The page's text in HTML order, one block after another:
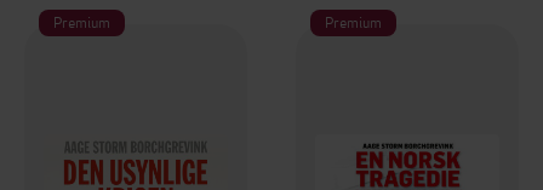
Premium Premium